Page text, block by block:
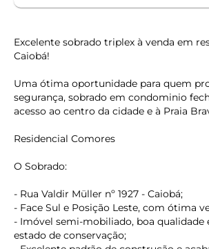
Excelente sobrado triplex à venda em
Caiobá!
Uma ótima oportunidade para quem
segurança, sobrado em condominio
acesso ao centro da cidade e à Praia
Residencial Comores
O Sobrado:
- Rua Valdir Müller nº 1927 - Caiobá;
- Face Sul e Posição Leste, com ótima
- Imóvel semi-mobiliado, boa
estado de conservação;